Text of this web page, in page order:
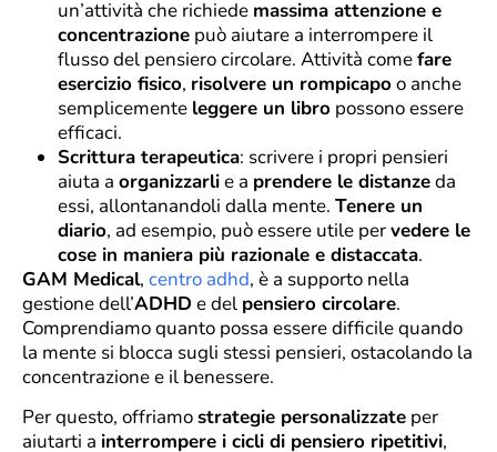
un’attività che richiede massima attenzione e
concentrazione può aiutare a interrompere il
flusso del pensiero circolare. Attività comefare
esercizio fisico, risolvere un rompicapoo anche
semplicemente leggere un libro possono essere
efficaci.
Scrittura terapeutica: scrivere i propri pensieri
aiuta a organizzarlie a prendere le distanzeda
essi, allontanandoli dalla mente. Tenere un
diario, ad esempio, può essere utile pervedere le
cose in maniera più razionale e distaccata.
GAM Medical, centro adhd, è a supporto nella
gestione dell’ADHD e del pensiero circolare.
Comprendiamo quanto possa essere difficile quando
la mente si blocca sugli stessi pensieri, ostacolando la
concentrazione e il benessere.
Per questo, offriamostrategie personalizzate per
aiutarti a interrompere i cicli di pensiero ripetitivi,